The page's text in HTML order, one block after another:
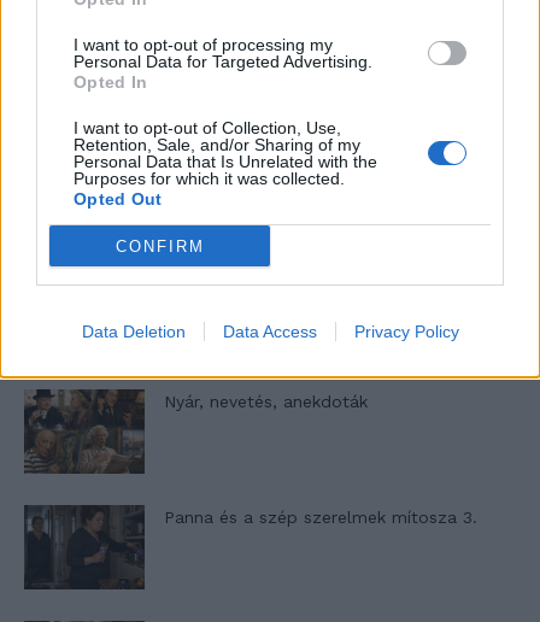
I want to opt-out of processing my
Personal Data for Targeted Advertising.
Opted In
I want to opt-out of Collection, Use,
Retention, Sale, and/or Sharing of my
Personal Data that Is Unrelated with the
Purposes for which it was collected.
Opted Out
CONFIRM
Data Deletion Data Access Privacy Policy
Elyna Robbs: Adéle és az örökölt árnyak
Woody Allen megosztó zsenialitása
A világ legismertebb ruhái
Nyár, nevetés, anekdoták
Panna és a szép szerelmek mítosza 3.